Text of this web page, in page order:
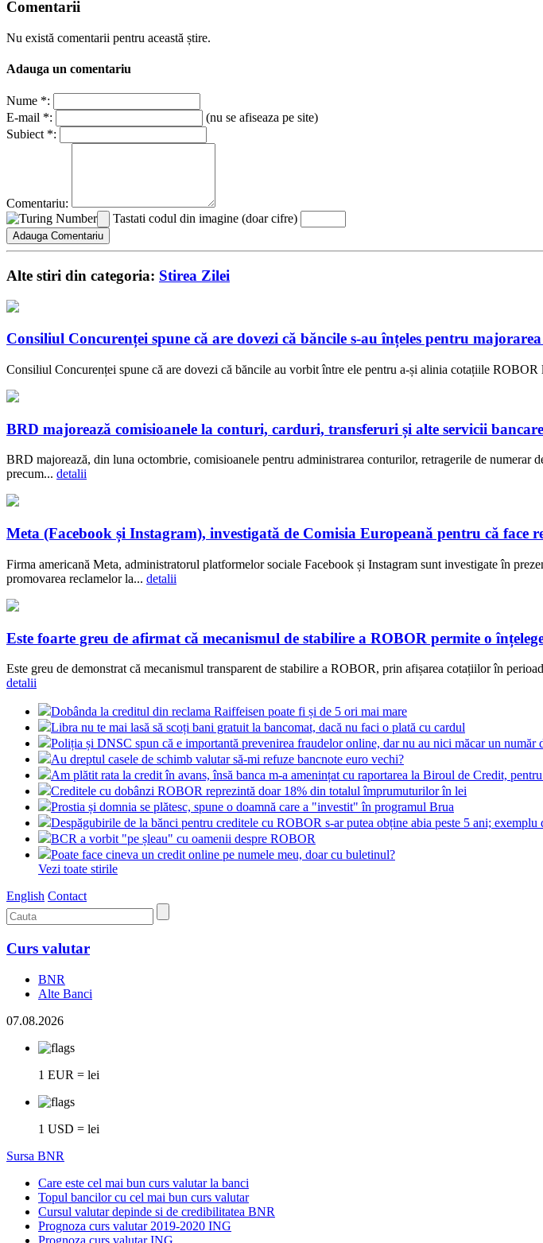
Comentarii
Nu există comentarii pentru această știre.
Adauga un comentariu
Nume *:
E-mail *:
(nu se afiseaza pe site)
Subiect *:
Comentariu:
Tastati codul din imagine (doar cifre)
Alte stiri din categoria: Stirea Zilei
Consiliul Concurenței spune că are dovezi că băncile s-au înțeles pentru
Consiliul Concurenței spune că are dovezi că băncile au vorbit între ele pentru a-și alinia cotațiile
BRD majorează comisioanele la conturi, carduri, transferuri și alte servicii bancare
BRD majorează, din luna octombrie, comisioanele pentru administrarea conturilor, retragerile de
precum... detalii
Meta (Facebook și Instagram), investigată de Comisia Europeană pentru că face
Firma americană Meta, administratorul platformelor sociale Facebook și Instagram sunt investigate în
promovarea reclamelor la... detalii
Este foarte greu de afirmat că mecanismul de stabilire a ROBOR permite o
Este greu de demonstrat că mecanismul transparent de stabilire a ROBOR, prin afișarea cotațiilor în
detalii
Dobânda la creditul din reclama Raiffeisen poate fi și de 5 ori mai mare
Libra nu te mai lasă să scoți bani gratuit la bancomat, dacă nu faci o plată cu cardul
Poliția și DNSC spun că e importantă prevenirea fraudelor online, dar nu au nici măcar un număr
Au dreptul casele de schimb valutar să-mi refuze bancnote euro vechi?
Am plătit rata la credit în avans, însă banca m-a amenințat cu raportarea la Biroul de Credit,
Creditele cu dobânzi ROBOR reprezintă doar 18% din totalul împrumuturilor în lei
Prostia și domnia se plătesc, spune o doamnă care a "investit" în programul Brua
Despăgubirile de la bănci pentru creditele cu ROBOR s-ar putea obține abia peste 5 ani;
BCR a vorbit "pe șleau" cu oamenii despre ROBOR
Poate face cineva un credit online pe numele meu, doar cu buletinul?
Vezi toate stirile
English Contact
Curs valutar
BNR
Alte Banci
07.08.2026
1 EUR = lei
1 USD = lei
Sursa BNR
Care este cel mai bun curs valutar la banci
Topul bancilor cu cel mai bun curs valutar
Cursul valutar depinde si de credibilitatea BNR
Prognoza curs valutar 2019-2020 ING
Prognoza curs valutar ING